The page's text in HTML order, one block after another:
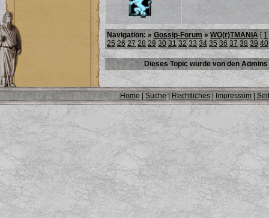
Navigation: » Gossip-Forum » WO(r)TMANIA [ 1
25 26 27 28 29 30 31 32 33 34 35 36 37 38 39 40
Dieses Topic wurde von den
Home| Suche | Rechtliches| Impressum|